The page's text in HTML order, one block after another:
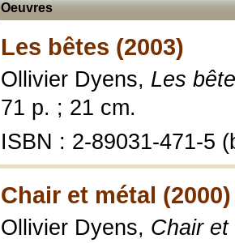
Oeuvres
Les bêtes (2003)
Ollivier Dyens, Les
71 p. ; 21 cm.
ISBN : 2-89031-471-5
Chair et métal (2000)
Ollivier Dyens, Chair